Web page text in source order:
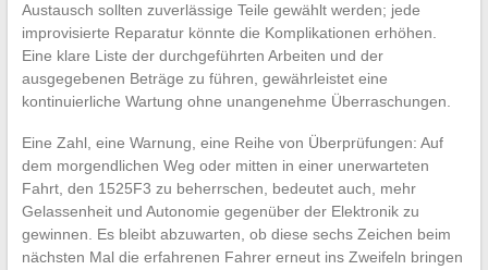
Austausch sollten zuverlässige Teile gewählt werden; jede
improvisierte Reparatur könnte die Komplikationen erhöhen.
Eine klare Liste der durchgeführten Arbeiten und der
ausgegebenen Beträge zu führen, gewährleistet eine
kontinuierliche Wartung ohne unangenehme Überraschungen.
Eine Zahl, eine Warnung, eine Reihe von Überprüfungen: Auf
dem morgendlichen Weg oder mitten in einer unerwarteten
Fahrt, den 1525F3 zu beherrschen, bedeutet auch, mehr
Gelassenheit und Autonomie gegenüber der Elektronik zu
gewinnen. Es bleibt abzuwarten, ob diese sechs Zeichen beim
nächsten Mal die erfahrenen Fahrer erneut ins Zweifeln bringen